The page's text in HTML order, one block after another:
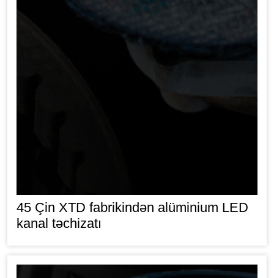
45 Çin XTD fabrikindən alüminium LED
kanal təchizatı